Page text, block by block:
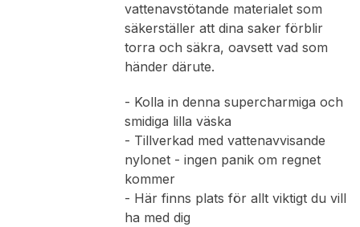
vattenavstötande materialet som
säkerställer att dina saker förblir
torra och säkra, oavsett vad som
händer därute.
- Kolla in denna supercharmiga och
smidiga lilla väska
- Tillverkad med vattenavvisande
nylonet - ingen panik om regnet
kommer
- Här finns plats för allt viktigt du vill
ha med dig